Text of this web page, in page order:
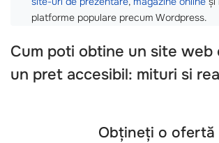
platforme populare precum Wordpress.
Cum poti obtine un site web
un pret accesibil: mituri si
Obțineți o ofertă